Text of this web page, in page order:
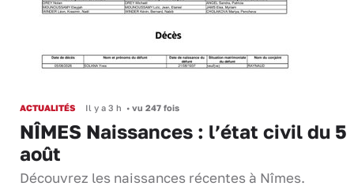
ACTUALITÉS Il y a 3 h • vu 247 fois
NÎMES Naissances : l’état civil du 5
août
Découvrez les naissances récentes à Nîmes.